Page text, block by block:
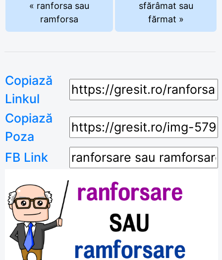
« ranforsa sau
ramforsa
sfărâmat sau
fărmat »
Copiază
Linkul
Copiază
Poza
FB Link